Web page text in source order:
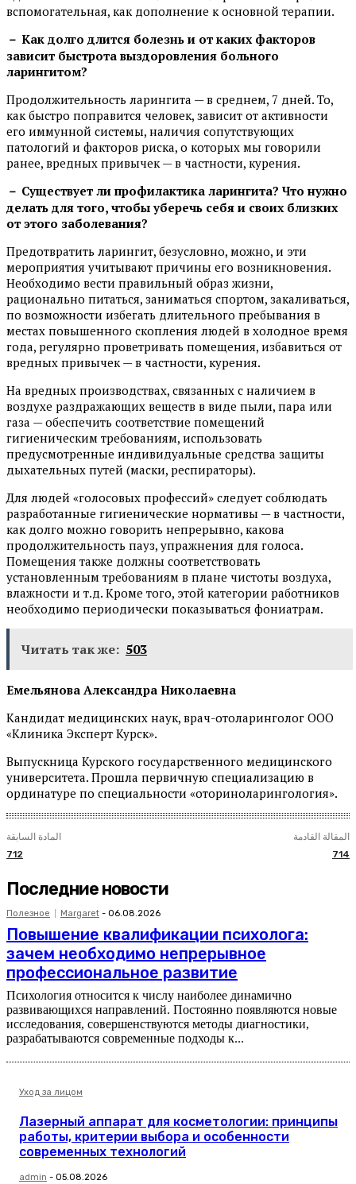
вспомогательная, как дополнение к основной терапии.
－ Как долго длится болезнь и от каких факторов
зависит быстрота выздоровления больного
ларингитом?
Продолжительность ларингита — в среднем, 7 дней. То,
как быстро поправится человек, зависит от активности
его иммунной системы, наличия сопутствующих
патологий и факторов риска, о которых мы говорили
ранее, вредных привычек — в частности, курения.
－ Существует ли профилактика ларингита? Что нужно
делать для того, чтобы уберечь себя и своих близких
от этого заболевания?
Предотвратить ларингит, безусловно, можно, и эти
мероприятия учитывают причины его возникновения.
Необходимо вести правильный образ жизни,
рационально питаться, заниматься спортом, закаливаться,
по возможности избегать длительного пребывания в
местах повышенного скопления людей в холодное время
года, регулярно проветривать помещения, избавиться от
вредных привычек — в частности, курения.
На вредных производствах, связанных с наличием в
воздухе раздражающих веществ в виде пыли, пара или
газа — обеспечить соответствие помещений
гигиеническим требованиям, использовать
предусмотренные индивидуальные средства защиты
дыхательных путей (маски, респираторы).
Для людей «голосовых профессий» следует соблюдать
разработанные гигиенические нормативы — в частности,
как долго можно говорить непрерывно, какова
продолжительность пауз, упражнения для голоса.
Помещения также должны соответствовать
установленным требованиям в плане чистоты воздуха,
влажности и т.д. Кроме того, этой категории работников
необходимо периодически показываться фониатрам.
Читать так же: 503
Емельянова Александра Николаевна
Кандидат медицинских наук, врач-отоларинголог ООО
«Клиника Эксперт Курск».
Выпускница Курского государственного медицинского
университета. Прошла первичную специализацию в
ординатуре по специальности «оториноларингология».
المادة السابقة
712
المقالة القادمة
714
Последние новости
Полезное Margaret - 06.08.2026
Повышение квалификации психолога:
зачем необходимо непрерывное
профессиональное развитие
Психология относится к числу наиболее динамично
развивающихся направлений. Постоянно появляются новые
исследования, совершенствуются методы диагностики,
разрабатываются современные подходы к...
Уход за лицом
Лазерный аппарат для косметологии: принципы
работы, критерии выбора и особенности
современных технологий
admin - 05.08.2026